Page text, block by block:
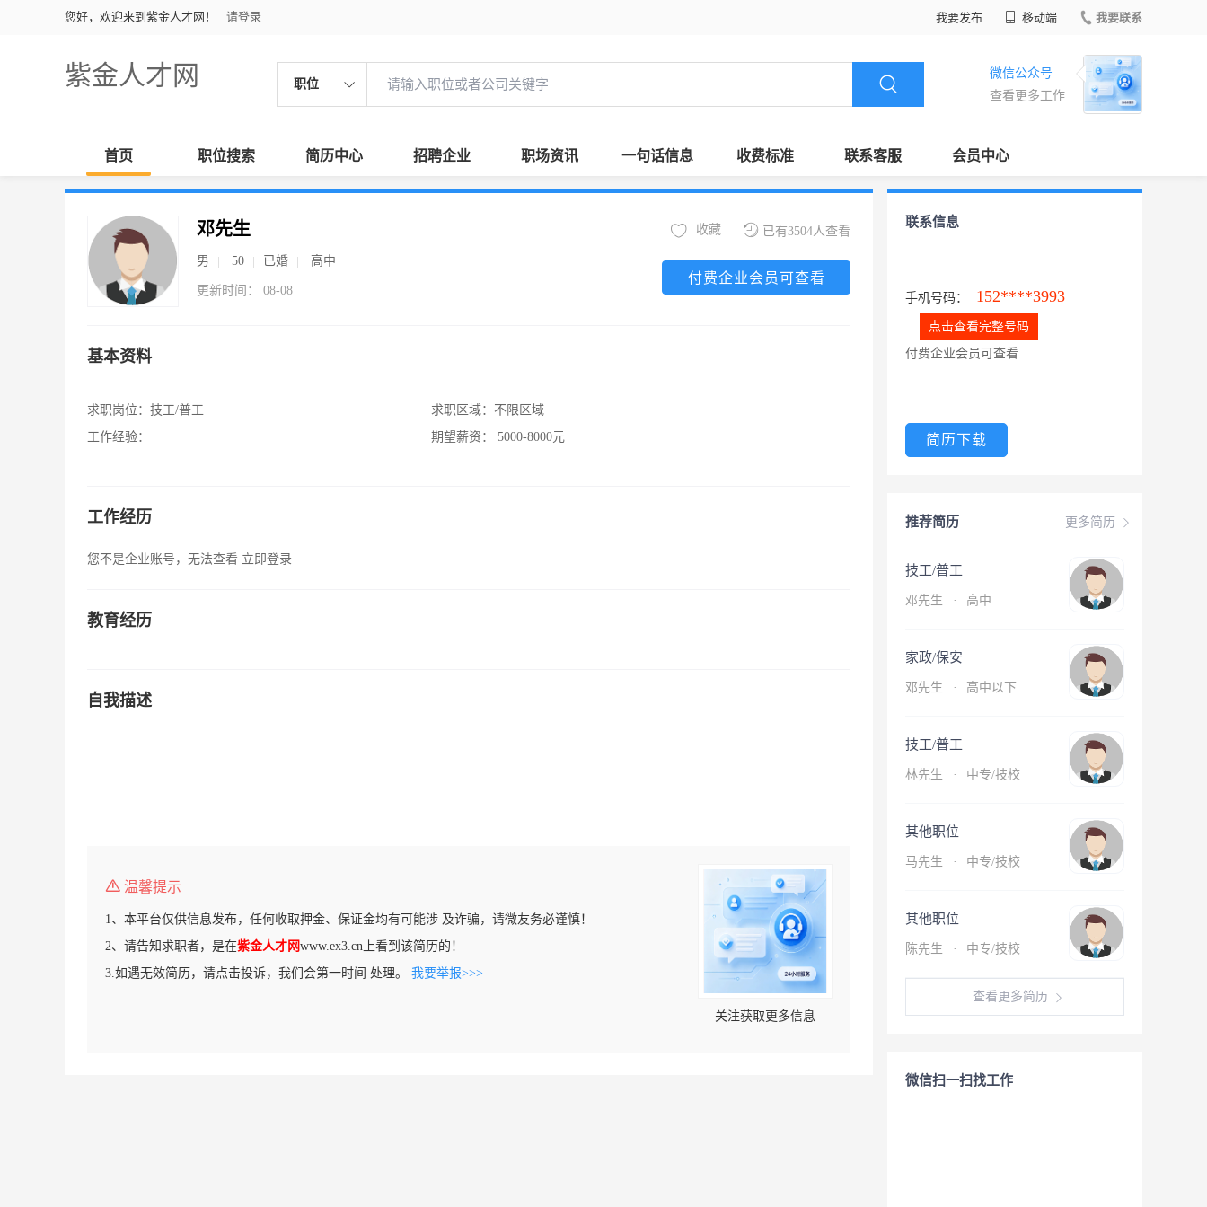
您好，欢迎来到紫金人才网！ 请登录 我要发布 移动端 我要联系
紫金人才网 职位
微信公众号
查看更多工作
首页 职位搜索 简历中心 招聘企业 职场资讯 一句话信息 收费标准 联系客服 会员中心
邓先生
男 50 已婚 高中
更新时间： 08-08
已有3504人查看
收藏
付费企业会员可查看
基本资料
求职岗位： 技工/普工
工作经验：
求职区域： 不限区域
期望薪资：
5000-8000元
工作经历
您不是企业账号，无法查看 立即登录
教育经历
自我描述
温馨提示
1、本平台仅供信息发布，任何收取押金、保证金均有可能涉 及诈骗，请微友务必谨慎！
2、请告知求职者，是在紫金人才网www.ex3.cn上看到该简历的！
3.如遇无效简历，请点击投诉，我们会第一时间 处理。 我要举报>>>
关注获取更多信息
联系信息
手机号码： 152****3993
点击查看完整号码
付费企业会员可查看
简历下载
更多简历
推荐简历
技工/普工
邓先生 · 高中
家政/保安
邓先生 · 高中以下
技工/普工
林先生 · 中专/技校
其他职位
马先生 · 中专/技校
其他职位
陈先生 · 中专/技校
查看更多简历
微信扫一扫找工作